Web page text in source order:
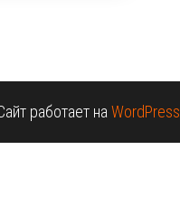
работает на WordPress